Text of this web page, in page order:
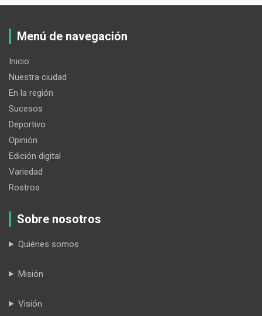
Menú de navegación
Inicio
Nuestra ciudad
En la región
Sucesos
Deportivo
Opinión
Edición digital
Variedad
Rostros
Sobre nosotros
Quiénes somos
Misión
Visión